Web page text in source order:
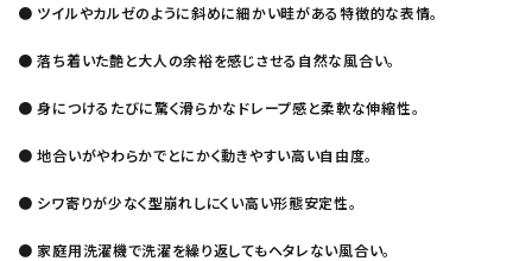
● ツイルやカルゼのように斜めに細かい畦がある特徴的な表情。
● 落ち着いた艶と大人の余裕を感じさせる自然な風合い。
● 身につけるたびに驚く滑らかなドレープ感と柔軟な伸縮性。
● 地合いがやわらかでとにかく動きやすい高い自由度。
● シワ寄りが少なく型崩れしにくい高い形態安定性。
● 家庭用洗濯機で洗濯を繰り返してもヘタレない風合い。